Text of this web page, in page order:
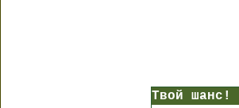
Твой шанс!